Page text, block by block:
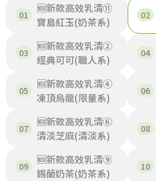
🆕新款高效乳清⑪
寶島紅玉(奶茶系)
🆕新款高效乳清②
經典可可(職人系)
🆕新款高效乳清④
凍頂烏龍(限量系)
🆕新款高效乳清⑥
清淡芝麻(清淡系)
🆕新款高效乳清⑨
錫蘭奶茶(奶茶系)